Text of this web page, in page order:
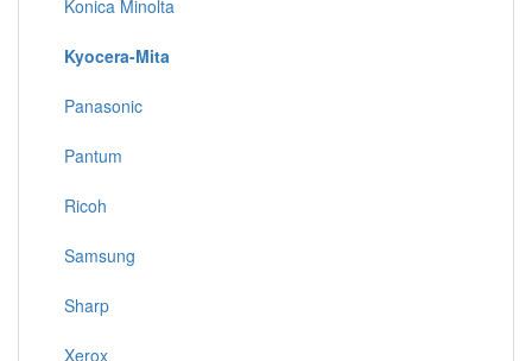
Konica Minolta
Kyocera-Mita
Panasonic
Pantum
Ricoh
Samsung
Sharp
Xerox